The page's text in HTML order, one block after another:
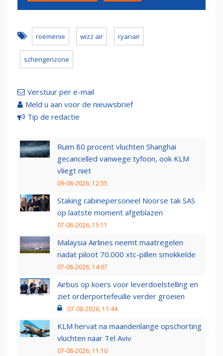
roemenie wizz air ryanair
schengenzone
Verstuur per e-mail
Meld u aan voor de nieuwsbrief
Tip de redactie
Ruim 80 procent vluchten Shanghai
gecancelled vanwege tyfoon, ook KLM
vliegt niet
09-08-2026, 12:55
Staking cabinepersoneel Noorse tak SAS
op laatste moment afgeblazen
07-08-2026, 15:11
Malaysia Airlines neemt maatregelen
nadat piloot 70.000 xtc-pillen smokkelde
07-08-2026, 14:07
Airbus op koers voor leverdoelstelling en
ziet orderportefeuille verder groeien
07-08-2026, 11:44
KLM hervat na maandenlange opschorting
vluchten naar Tel Aviv
07-08-2026, 11:10